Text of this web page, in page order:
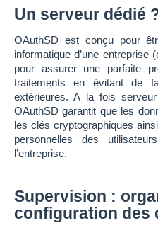
Un serveur dédié
OAuthSD est conçu pour
informatique d’une
pour assurer une parfaite
traitements en évitant de
extérieures. A la fois serveur
OAuthSD garantit que les
les clés cryptographiques
personnelles des
l’entreprise.
Supervision :
configuration des